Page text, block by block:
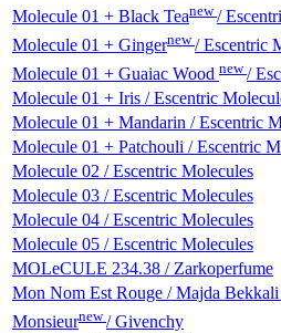
Molecule 01 + Black Teanew/
Molecule 01 + Gingernew/ Escentric
Molecule 01 + Guaiac Wood new/
Molecule 01 + Iris / Escentric
Molecule 01 + Mandarin / Escentric
Molecule 01 + Patchouli / Escentric
Molecule 02 / Escentric Molecules
Molecule 03 / Escentric Molecules
Molecule 04 / Escentric Molecules
Molecule 05 / Escentric Molecules
MOLeCULE 234.38 / Zarkoperfume
Mon Nom Est Rouge / Majda
Monsieurnew/ Givenchy